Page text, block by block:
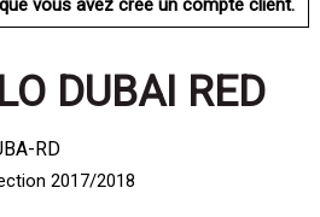
vous avez créé un compte client.
DUBAI RED
RD
2017/2018